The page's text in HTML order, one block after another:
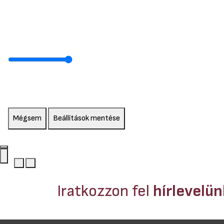
Mégsem Beállítások mentése
Iratkozzon fel